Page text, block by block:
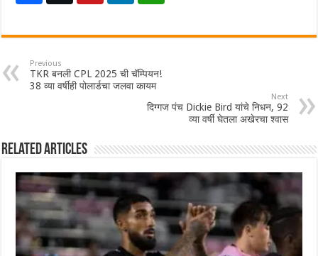
Previous
TKR बनली CPL 2025 ची चॅम्पियन!
38 व्या वर्षीही पोलार्डचा जलवा कायम
Next
दिग्गज पंच Dickie Bird यांचे निधन, 92
व्या वर्षी घेतला अखेरचा श्वास
Related Articles